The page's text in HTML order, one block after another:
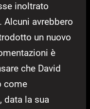
inoltrato
Alcuni avrebbero
un nuovo
è
che David
come
data la sua